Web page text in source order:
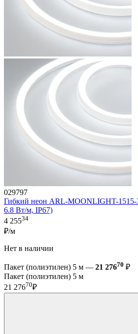
029797
Гибкий неон ARL-MOONLIGHT-
6.8 Вт/м, IP67)
4 25534
₽/м
Нет в наличии
Пакет (полиэтилен) 5 м — 21 27670 ₽
Пакет (полиэтилен) 5 м
21 27670₽